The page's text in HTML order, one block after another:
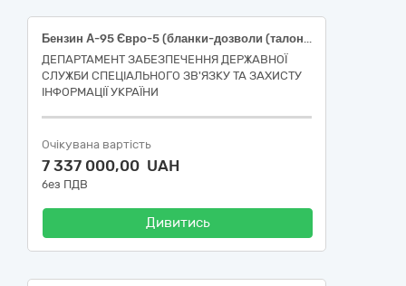
Бензин А-95 Євро-5 (бланки-дозволи (талони)
ДЕПАРТАМЕНТ ЗАБЕЗПЕЧЕННЯ ДЕРЖАВНОЇ
СЛУЖБИ СПЕЦІАЛЬНОГО ЗВ'ЯЗКУ ТА ЗАХИСТУ
ІНФОРМАЦІЇ УКРАЇНИ
Очікувана вартість
7 337 000,00 UAH
без ПДВ
Дивитись